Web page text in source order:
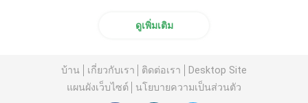
ดูเพิ่มเติม
บ้าน เกี่ยวกับเรา ติดต่อเรา
Desktop Site
แผนผังเว็บไซต์
นโยบายความเป็นส่วนตัว